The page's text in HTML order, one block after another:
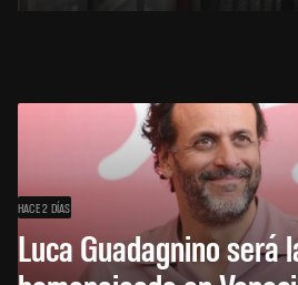
HACE 2 DÍAS
Luca Guadagnino será